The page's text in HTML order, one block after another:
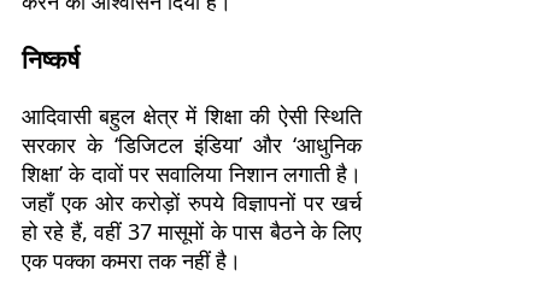
निष्कर्ष
आदिवासी बहुल क्षेत्र में शिक्षा की ऐसी स्थिति
सरकार के ‘डिजिटल इंडिया’ और ‘आधुनिक
शिक्षा’ के दावों पर सवालिया निशान लगाती है।
जहाँ एक ओर करोड़ों रुपये विज्ञापनों पर खर्च
हो रहे हैं, वहीं 37 मासूमों के पास बैठने के लिए
एक पक्का कमरा तक नहीं है।